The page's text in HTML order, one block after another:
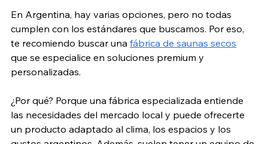
En Argentina, hay varias opciones, pero no todas
cumplen con los estándares que buscamos. Por eso,
te recomiendo buscar una fábrica de saunas secos
que se especialice en soluciones premium y
personalizadas.
¿Por qué? Porque una fábrica especializada entiende
las necesidades del mercado local y puede ofrecerte
un producto adaptado al clima, los espacios y los